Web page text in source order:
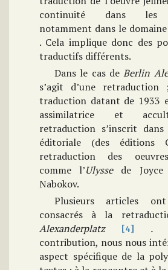
continuité dans les
notamment dans le
. Cela implique donc des
traductifs différents.
Dans le cas deBerlin
s’agit d’une
traduction datant de 1933
assimilatrice et
retraduction s’inscrit
éditoriale (des éditions
retraduction des
comme l’Ulysse de
Nabokov.
Plusieurs articles
consacrés à la
Alexanderplatz
[4]
contribution, nous nous
aspect spécifique de la